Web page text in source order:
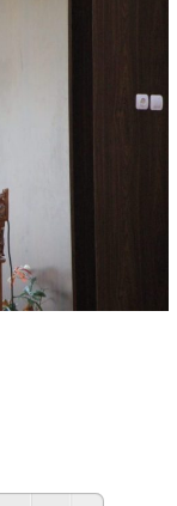
Nota Pengantar